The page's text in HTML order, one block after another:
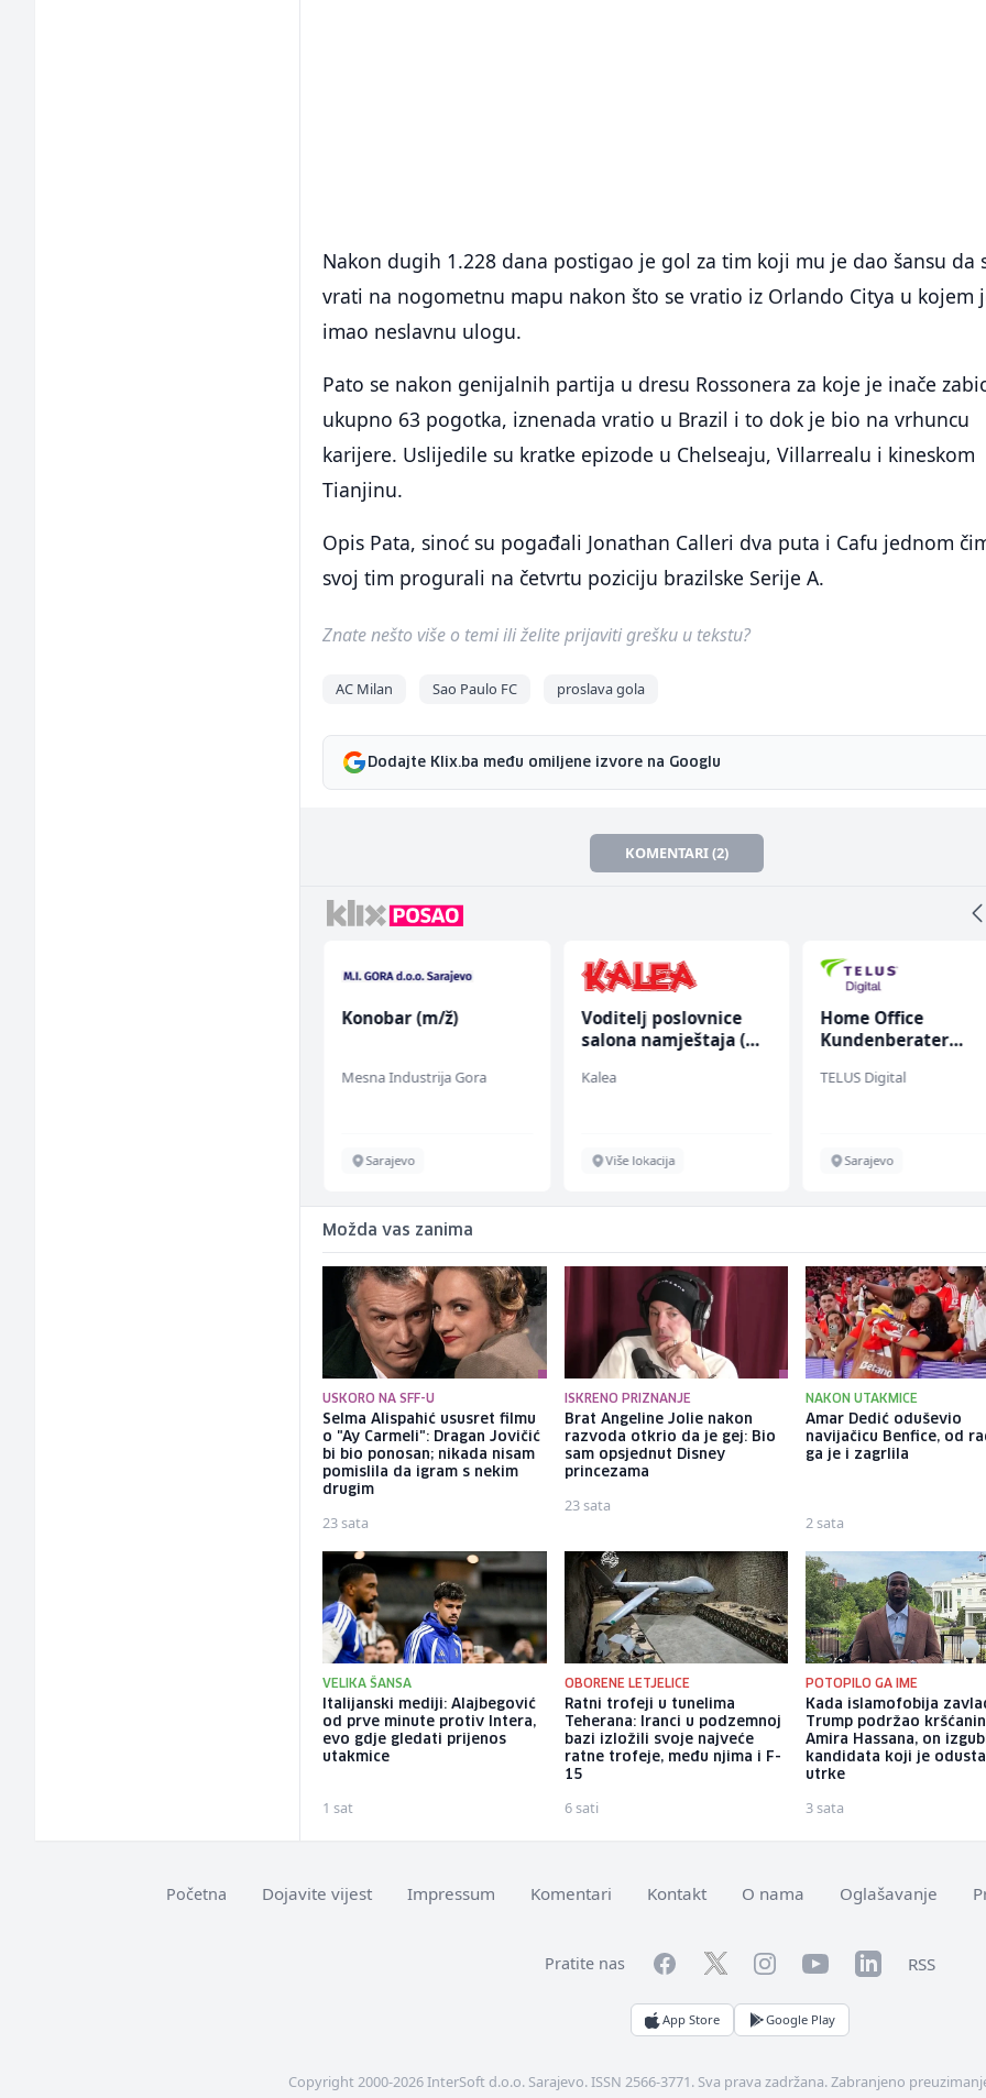
Nakon dugih 1.228 dana postigao je gol za tim koji mu je dao šansu da
vrati na nogometnu mapu nakon što se vratio iz Orlando Citya u kojem
imao neslavnu ulogu.
Pato se nakon genijalnih partija u dresu Rossonera za koje je inače
ukupno 63 pogotka, iznenada vratio u Brazil i to dok je bio na vrhuncu
karijere. Uslijedile su kratke epizode u Chelseaju, Villarrealu i kineskom
Tianjinu.
Opis Pata, sinoć su pogađali Jonathan Calleri dva puta i Cafu jednom
svoj tim progurali na četvrtu poziciju brazilske Serije A.
Znate nešto više o temi ili želite prijaviti grešku u tekstu?
AC Milan Sao Paulo FC proslava gola
Dodajte Klix.ba među omiljene izvore na Googlu
KOMENTARI (2)
Konobar (m/ž)
Mesna Industrija Gora
Sarajevo
Voditelj poslovnice
salona namještaja (m/
Kalea
Više lokacija
Home Office
Kundenberater
TELUS Digital
Sarajevo
Možda vas zanima
USKORO NA SFF-U
Selma Alispahić ususret filmu
o "Ay Carmeli": Dragan Jovičić
bi bio ponosan; nikada nisam
pomislila da igram s nekim
drugim
23 sata
ISKRENO PRIZNANJE
Brat Angeline Jolie nakon
razvoda otkrio da je gej: Bio
sam opsjednut Disney
princezama
23 sata
NAKON UTAKMICE
Amar Dedić oduševio
navijačicu Benfice, od
ga je i zagrlila
2 sata
VELIKA ŠANSA
Italijanski mediji: Alajbegović
od prve minute protiv Intera,
evo gdje gledati prijenos
utakmice
1 sat
OBORENE LETJELICE
Ratni trofeji u tunelima
Teherana: Iranci u podzemnoj
bazi izložili svoje najveće
ratne trofeje, među njima i F-
15
6 sati
POTOPILO GA IME
Kada islamofobija
Trump podržao
Amira Hassana, on
kandidata koji je
utrke
3 sata
Početna Dojavite vijest Impressum Komentari Kontakt O nama Oglašavanje
Pratite nas FacebookTwitterInstagramYouTubeLinkedInRSS
App Store Google Play
Copyright 2000-2026 InterSoft d.o.o. Sarajevo. ISSN 2566-3771. Sva prava zadržana. Zabranjeno